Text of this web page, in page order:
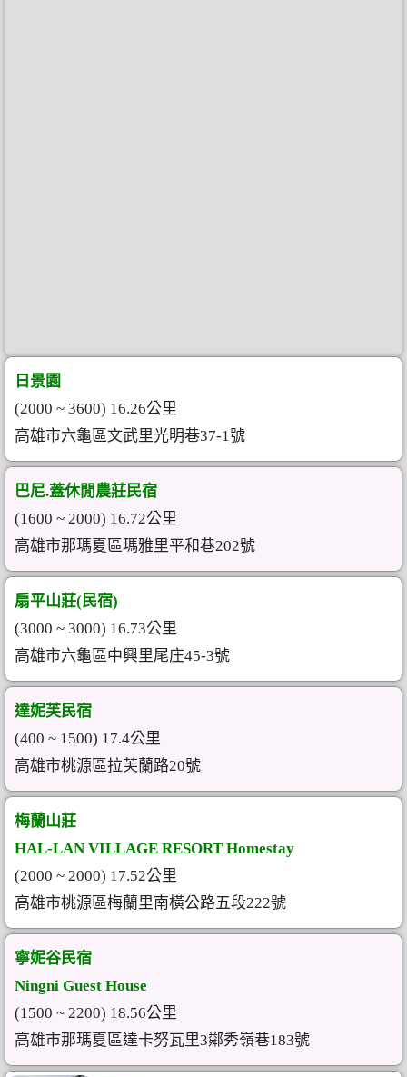
日景園
(2000 ~ 3600) 16.26公里
高雄市六龜區文武里光明巷37-1號
巴尼.蓋休閒農莊民宿
(1600 ~ 2000) 16.72公里
高雄市那瑪夏區瑪雅里平和巷202號
扇平山莊(民宿)
(3000 ~ 3000) 16.73公里
高雄市六龜區中興里尾庄45-3號
達妮芙民宿
(400 ~ 1500) 17.4公里
高雄市桃源區拉芙蘭路20號
梅蘭山莊
HAL-LAN VILLAGE RESORT Homestay
(2000 ~ 2000) 17.52公里
高雄市桃源區梅蘭里南橫公路五段222號
寧妮谷民宿
Ningni Guest House
(1500 ~ 2200) 18.56公里
高雄市那瑪夏區達卡努瓦里3鄰秀嶺巷183號